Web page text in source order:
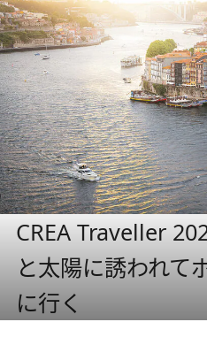
CREA Traveller
と太陽に誘われて
に行く